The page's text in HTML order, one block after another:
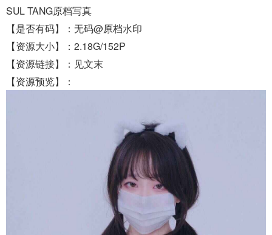
SUL TANG原档写真
【是否有码】：无码@原档水印
【资源大小】：2.18G/152P
【资源链接】：见文末
【资源预览】：